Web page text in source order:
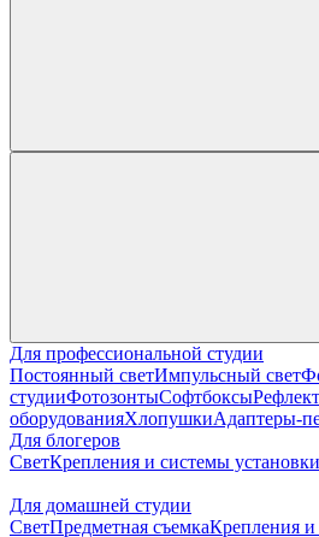
Для профессиональной студии
Постоянный светИмпульсный свет
студииФотозонтыСофтбоксы
оборудованияХлопушкиАдаптеры-
Для блогеров
СветКрепления и системы установки
Для домашней студии
СветПредметная съемкаКрепления и